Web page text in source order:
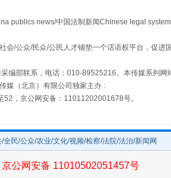
publics news/中国法制新闻Chinese legal
/公众/民众/公民人才铺垫一个话语权平台，促进
编部联系，电话：010-89525216。本传媒系列网
媒（北京）有限公司独家主办 :
，京公网安备：11011202001678号。
/全民/公众/农业/文化/视频/检察/法院/法治/新闻网
京公网安备 11010502051457号